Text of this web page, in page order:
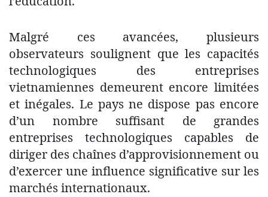
Malgré ces avancées, plusieurs
observateurs soulignent que les capacités
technologiques des entreprises
vietnamiennes demeurent encore limitées
et inégales. Le pays ne dispose pas encore
d’un nombre suffisant de grandes
entreprises technologiques capables de
diriger des chaînes d’approvisionnement ou
d’exercer une influence significative sur les
marchés internationaux.